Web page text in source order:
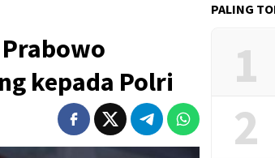
kepada Polri
PALING
1
2